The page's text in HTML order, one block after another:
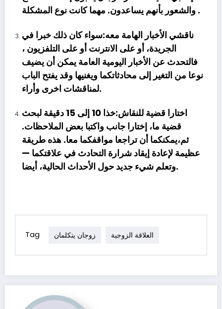
والشعور بأنهم يساعدون. مهما كانت نوع المشكلة .
ناقشي الأخبار الهامة معه:سواء كان ذلك خبرا في
الجريدة، أو على الانترنت أو على التلفزيون ،
فالتحدث عن الأخبار اليومية العامة يمكن أن يضيف
نوعا من التغير إلى محادثاتكما ويغنيها وقد يفتح الباب
لمناقشات اخرى وأراء.
اختارا قضية للنقاش:خذا 10 إلى 15 دقيقة لبحث
قضية ما، إختارا جانب واكتبا بعض الملاحظات.
ثم،يمكنكما أن تراجعا مواقفكما معا. هذه طريقة
عظيمة لإعادة إيقاد شرارة التحادث في علاقتكما —
وتعلم شيء جديد حول الأحداث الحالية، أيضا.
Tag العلاقة الزوجية زوجان يتكلمان